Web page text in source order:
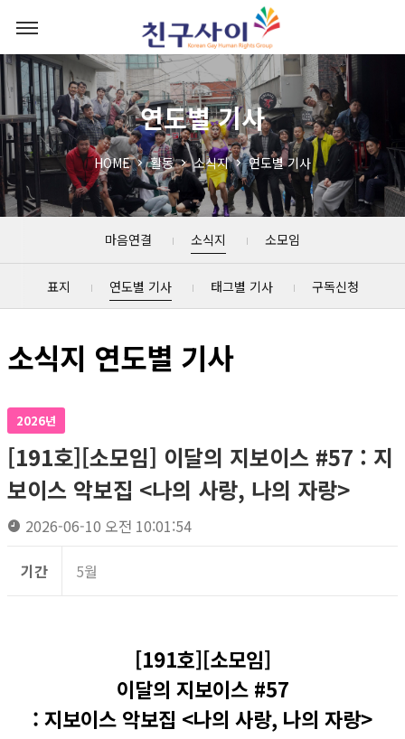
연도별 기사
HOME 활동 소식지 연도별 기사
마음연결 소식지 소모임
표지 연도별 기사 태그별 기사 구독신청
소식지 연도별 기사
2026년
[191호][소모임] 이달의 지보이스 #57 : 지
보이스 악보집 <나의 사랑, 나의 자랑>
2026-06-10 오전 10:01:54
기간 5월
[191호][소모임]
이달의 지보이스 #57
: 지보이스 악보집 <나의 사랑, 나의 자랑>